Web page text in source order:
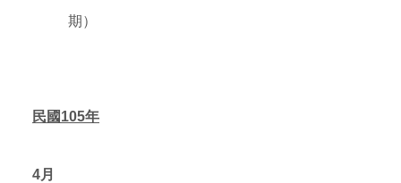
期）
民國105年
4月